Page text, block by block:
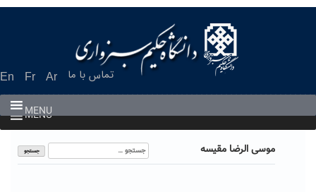
En Fr Ar تماس با ما
MENU
MENU
موسی الرضا مقیسه
جستجو
برای: